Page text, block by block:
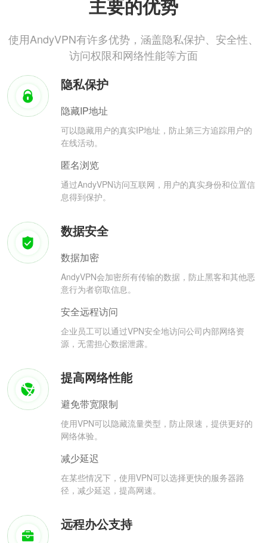
主要的优势
使用AndyVPN有许多优势，涵盖隐私保护、安全性、
访问权限和网络性能等方面
隐私保护
隐藏IP地址
可以隐藏用户的真实IP地址，防止第三方追踪用户的
在线活动。
匿名浏览
通过AndyVPN访问互联网，用户的真实身份和位置信
息得到保护。
数据安全
数据加密
AndyVPN会加密所有传输的数据，防止黑客和其他恶
意行为者窃取信息。
安全远程访问
企业员工可以通过VPN安全地访问公司内部网络资
源，无需担心数据泄露。
提高网络性能
避免带宽限制
使用VPN可以隐藏流量类型，防止限速，提供更好的
网络体验。
减少延迟
在某些情况下，使用VPN可以选择更快的服务器路
径，减少延迟，提高网速。
远程办公支持